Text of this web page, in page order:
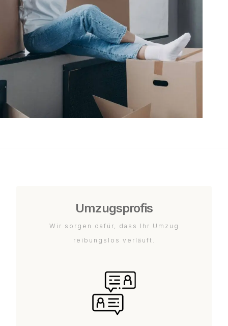
Umzugsprofis
Wir sorgen dafür, dass Ihr Umzug
reibungslos verläuft.